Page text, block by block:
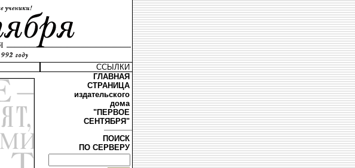
ССЫЛКИ
ГЛАВНАЯ
СТРАНИЦА
издательского
дома
"ПЕРВОЕ
СЕНТЯБРЯ"
ПОИСК
ПО СЕРВЕРУ